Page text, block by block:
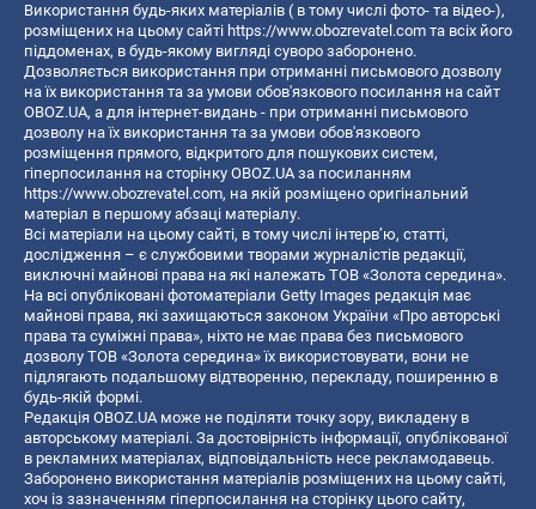
Використання будь-яких матеріалів ( в тому числі фото- та відео-),
розміщених на цьому сайті https://www.obozrevatel.com та всіх його
піддоменах, в будь-якому вигляді суворо заборонено.
Дозволяється використання при отриманні письмового дозволу
на їх використання та за умови обов'язкового посилання на сайт
OBOZ.UA, а для інтернет-видань - при отриманні письмового
дозволу на їх використання та за умови обов'язкового
розміщення прямого, відкритого для пошукових систем,
гіперпосилання на сторінку OBOZ.UA за посиланням
https://www.obozrevatel.com, на якій розміщено оригінальний
матеріал в першому абзаці матеріалу.
Всі матеріали на цьому сайті, в тому числі інтерв’ю, статті,
дослідження – є службовими творами журналістів редакції,
виключні майнові права на які належать ТОВ «Золота середина».
На всі опубліковані фотоматеріали Getty Images редакція має
майнові права, які захищаються законом України «Про авторські
права та суміжні права», ніхто не має права без письмового
дозволу ТОВ «Золота середина» їх використовувати, вони не
підлягають подальшому відтворенню, перекладу, поширенню в
будь-якій формі.
Редакція OBOZ.UA може не поділяти точку зору, викладену в
авторському матеріалі. За достовірність інформації, опублікованої
в рекламних матеріалах, відповідальність несе рекламодавець.
Заборонено використання матеріалів розміщених на цьому сайті,
хоч із зазначенням гіперпосилання на сторінку цього сайту,